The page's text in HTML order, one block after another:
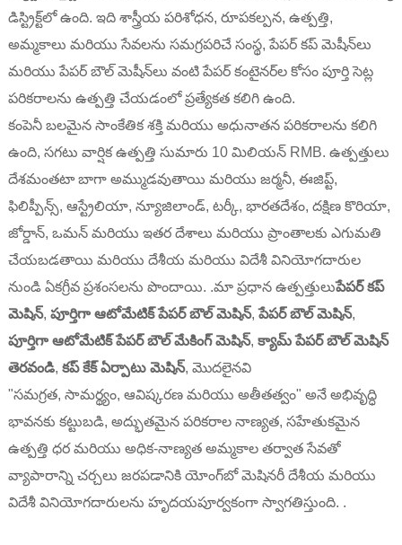
డిస్ట్రిక్ట్‌లో ఉంది. ఇది శాస్త్రీయ పరిశోధన, రూపకల్పన, ఉత్పత్తి,
అమ్మకాలు మరియు సేవలను సమగ్రపరిచే సంస్థ, పేపర్ కప్ మెషీన్‌లు
మరియు పేపర్ బౌల్ మెషీన్‌లు వంటి పేపర్ కంటైనర్‌ల కోసం పూర్తి సెట్ల
పరికరాలను ఉత్పత్తి చేయడంలో ప్రత్యేకత కలిగి ఉంది.
కంపెనీ బలమైన సాంకేతిక శక్తి మరియు అధునాతన పరికరాలను కలిగి
ఉంది, సగటు వార్షిక ఉత్పత్తి సుమారు 10 మిలియన్ RMB. ఉత్పత్తులు
దేశమంతటా బాగా అమ్ముడవుతాయి మరియు జర్మనీ, ఈజిప్ట్,
ఫిలిప్పీన్స్, ఆస్ట్రేలియా, న్యూజిలాండ్, టర్కీ, భారతదేశం, దక్షిణ కొరియా,
జోర్డాన్, ఒమన్ మరియు ఇతర దేశాలు మరియు ప్రాంతాలకు ఎగుమతి
చేయబడతాయి మరియు దేశీయ మరియు విదేశీ వినియోగదారుల
నుండి ఏకగ్రీవ ప్రశంసలను పొందాయి. .మా ప్రధాన ఉత్పత్తులుపేపర్ కప్
మెషిన్, పూర్తిగా ఆటోమేటిక్ పేపర్ బౌల్ మెషిన్,పేపర్ బౌల్ మెషిన్,
పూర్తిగా ఆటోమేటిక్ పేపర్ బౌల్ మేకింగ్ మెషిన్, క్యామ్ పేపర్ బౌల్ మెషిన్
తెరవండి, కప్ కేక్ ఏర్పాటు మెషిన్, మొదలైనవి
"సమగ్రత, సామర్థ్యం, ​​ఆవిష్కరణ మరియు అతీతత్వం" అనే అభివృద్ధి
భావనకు కట్టుబడి, అద్భుతమైన పరికరాల నాణ్యత, సహేతుకమైన
ఉత్పత్తి ధర మరియు అధిక-నాణ్యత అమ్మకాల తర్వాత సేవతో
వ్యాపారాన్ని చర్చలు జరపడానికి యోంగ్‌బో మెషినరీ దేశీయ మరియు
విదేశీ వినియోగదారులను హృదయపూర్వకంగా స్వాగతిస్తుంది. .